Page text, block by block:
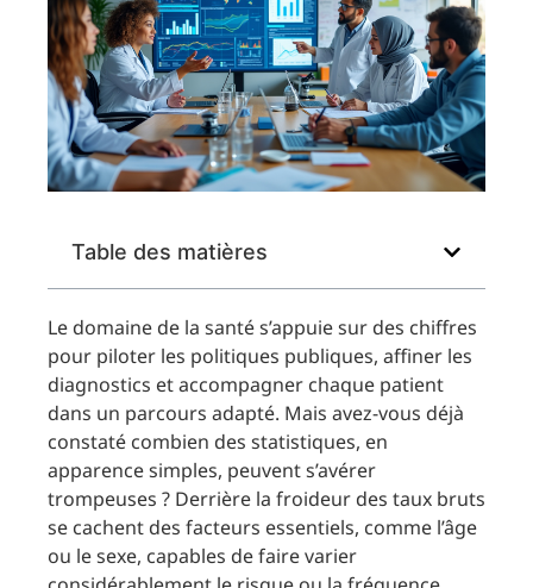
Table des matières
Le domaine de la santé s’appuie sur des chiffres
pour piloter les politiques publiques, affiner les
diagnostics et accompagner chaque patient
dans un parcours adapté. Mais avez-vous déjà
constaté combien des statistiques, en
apparence simples, peuvent s’avérer
trompeuses ? Derrière la froideur des taux bruts
se cachent des facteurs essentiels, comme l’âge
ou le sexe, capables de faire varier